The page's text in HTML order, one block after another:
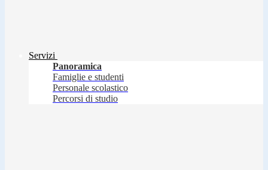
Servizi
Panoramica
Famiglie e studenti
Personale scolastico
Percorsi di studio